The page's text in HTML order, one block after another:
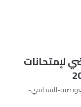
لإمتحانات
للسداسي-